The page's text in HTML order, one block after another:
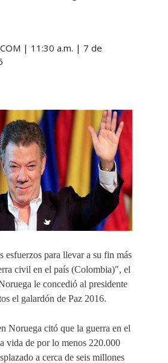
| 11:30 a.m. | 7 de
esfuerzos para llevar a su fin más
civil en el país (Colombia)", el
le concedió al presidente
el galardón de Paz 2016.
Noruega citó que la guerra en el
vida de por lo menos 220.000
a cerca de seis millones